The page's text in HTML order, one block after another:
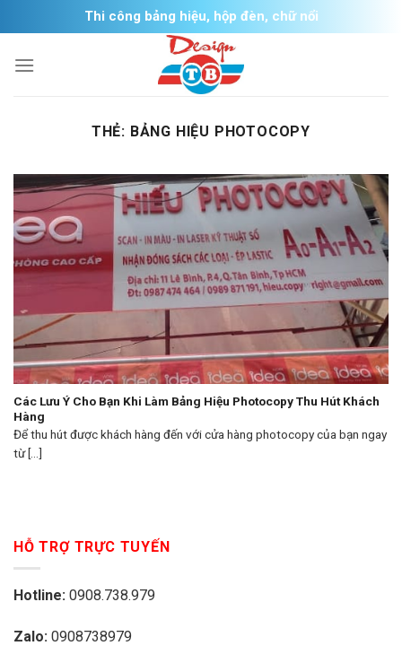
to
content
Thi công bảng hiệu, hộp đèn, chữ nổi
THẺ: BẢNG HIỆU PHOTOCOPY
Các Lưu Ý Cho Bạn Khi Làm Bảng Hiệu Photocopy Thu Hút Khách
Hàng
Để thu hút được khách hàng đến với cửa hàng photocopy của bạn ngay
từ [...]
HỖ TRỢ TRỰC TUYẾN
Hotline: 0908.738.979
Zalo: 0908738979